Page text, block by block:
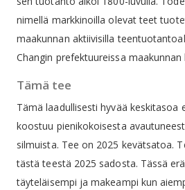
nimellä markkinoilla olevat teet
maakunnan aktiivisilla
Changin prefektuureissa
Tämä tee
Tämä laadullisesti hyvää keskitasoa
koostuu pienikokoisesta
silmuista. Tee on 2025 kevätsatoa.
tästä teestä 2025 sadosta. Tässä
täyteläisempi ja makeampi kun